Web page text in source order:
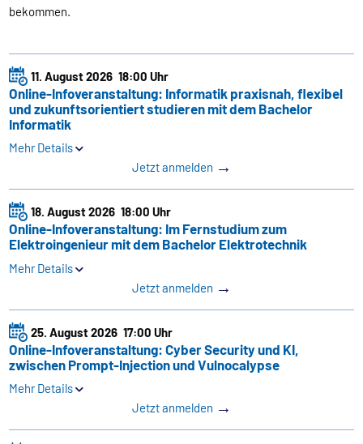
bekommen.
11. August 2026 18:00 Uhr
Online-Infoveranstaltung: Informatik praxisnah, flexibel
und zukunftsorientiert studieren mit dem Bachelor
Informatik
Mehr Details
Jetzt anmelden →
18. August 2026 18:00 Uhr
Online-Infoveranstaltung: Im Fernstudium zum
Elektroingenieur mit dem Bachelor Elektro­technik
Mehr Details
Jetzt anmelden →
25. August 2026 17:00 Uhr
Online-Infoveranstaltung: Cyber Security und KI,
zwischen Prompt-Injection und Vulnocalypse
Mehr Details
Jetzt anmelden →